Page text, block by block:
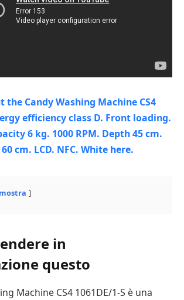
mostra
in
questo
Machine CS4 1061DE/1-S è una